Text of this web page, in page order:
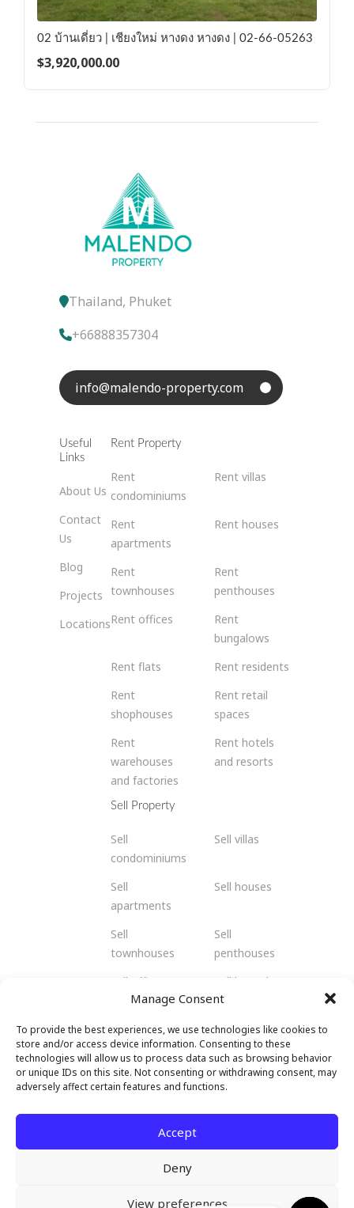
Manage Consent
To provide the best experiences, we use technologies like cookies to
store and/or access device information. Consenting to these
technologies will allow us to process data such as browsing behavior
or unique IDs on this site. Not consenting or withdrawing consent, may
adversely affect certain features and functions.
Accept
Deny
View preferences
02 บ้านเดี่ยว | เชียงใหม่ หางดง หางดง | 02-66-05263
$3,920,000.00
Thailand, Phuket
+66888357304
info@malendo-property.com
Useful
Links
About Us
Contact
Us
Blog
Projects
Locations
Rent Property
Rent
condominiums
Rent villas
Rent
apartments
Rent houses
Rent
townhouses
Rent
penthouses
Rent offices
Rent
bungalows
Rent flats
Rent residents
Rent
shophouses
Rent retail
spaces
Rent
warehouses
and factories
Rent hotels
and resorts
Sell Property
Sell
condominiums
Sell villas
Sell
apartments
Sell houses
Sell
townhouses
Sell
penthouses
Sell offices
Sell bungalows
Sell
shophouses
Sell retail
spaces
Sell
Sell hotels and